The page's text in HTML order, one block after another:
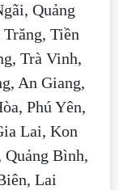
Quảng
Tiền
Trà Vinh,
An Giang,
Phú Yên,
Lai, Kon
Quảng Bình,
Lai